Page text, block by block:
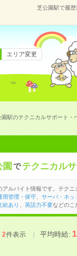
芝公園駅で履
エリア変更
園駅のテクニカルサポート・
園 で テクニカル
アルバイト情報です。テクニ
用管理・保守、 サーバ・ネッ
給あり
英語力不要などのこ
2件表示 平均時給: